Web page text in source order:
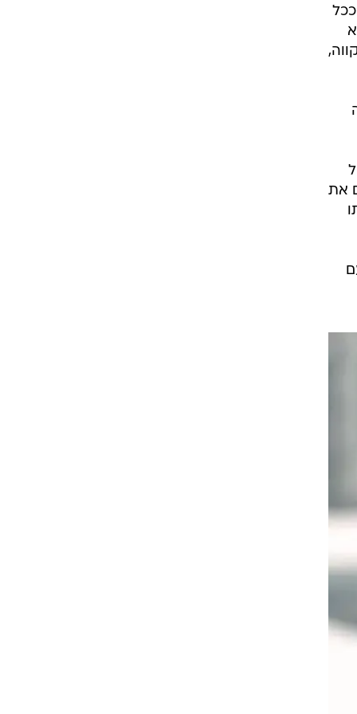
בו, בשנת 1992, הוא
את